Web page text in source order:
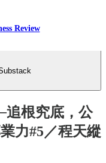
Review
追根究底，公
力#5／程天縱